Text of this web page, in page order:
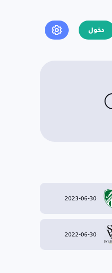
دخول
2023-06-30
2022-06-30